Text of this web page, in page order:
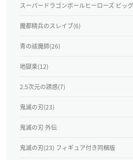
スーパードラゴンボールヒーローズ ビッ
魔都精兵のスレイブ(6)
青の祓魔師(26)
地獄楽(12)
2.5次元の誘惑(7)
鬼滅の刃(23)
鬼滅の刃 外伝
鬼滅の刃(23) フィギュア付き同梱版